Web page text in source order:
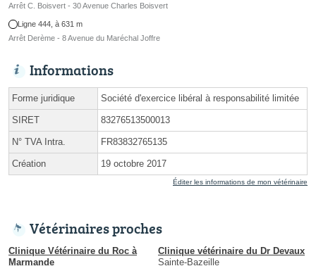
Arrêt C. Boisvert - 30 Avenue Charles Boisvert
Ligne 444, à 631 m
Arrêt Derème - 8 Avenue du Maréchal Joffre
Informations
Forme juridique Société d'exercice libéral à responsabilité limitée
SIRET 83276513500013
N° TVA Intra. FR83832765135
Création 19 octobre 2017
Éditer les informations de mon vétérinaire
Vétérinaires proches
Clinique Vétérinaire du Roc à
Marmande
Clinique vétérinaire du Dr Devaux
Sainte-Bazeille